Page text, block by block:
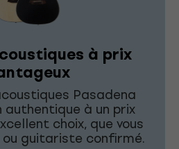
à prix
Pasadena
à un prix
choix, que vous
guitariste confirmé.